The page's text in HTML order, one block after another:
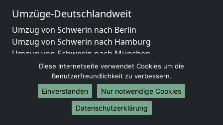
Umzüge-Deutschlandweit
Umzug von Schwerin nach Berlin
Umzug von Schwerin nach Hamburg
Umzug von Schwerin nach München
Umzug von Schwerin nach Köln
Umzug von Schwerin nach Frankfurt am Main
Umzug von Schwerin nach Stuttgart
Umzug von Schwerin nach Düsseldorf
Umzug von Schwerin nach Leipzig
Diese Internetseite verwendet Cookies um die
Benutzerfreundlichkeit zu verbessern.
Einverstanden
Nur notwendige Cookies
Datenschutzerklärung